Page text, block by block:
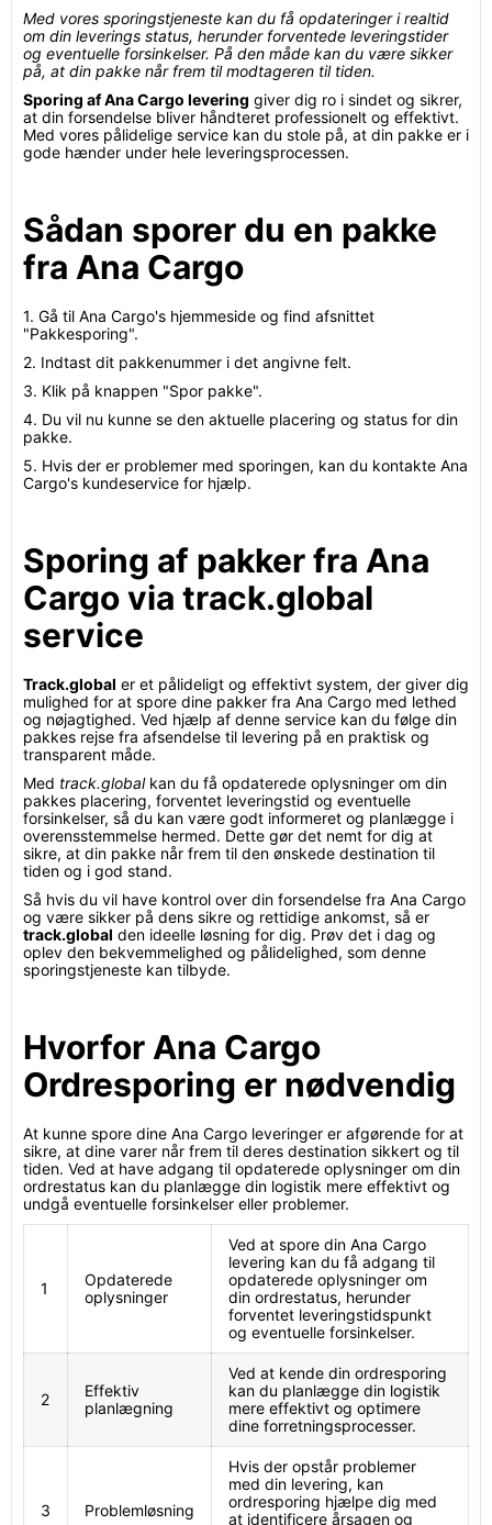
Med vores sporingstjeneste kan du få opdateringer i realtid
om din leverings status, herunder forventede leveringstider
og eventuelle forsinkelser. På den måde kan du være sikker
på, at din pakke når frem til modtageren til tiden.
Sporing af Ana Cargo levering giver dig ro i sindet og sikrer,
at din forsendelse bliver håndteret professionelt og effektivt.
Med vores pålidelige service kan du stole på, at din pakke er i
gode hænder under hele leveringsprocessen.
Sådan sporer du en pakke
fra Ana Cargo
1. Gå til Ana Cargo's hjemmeside og find afsnittet
"Pakkesporing".
2. Indtast dit pakkenummer i det angivne felt.
3. Klik på knappen "Spor pakke".
4. Du vil nu kunne se den aktuelle placering og status for din
pakke.
5. Hvis der er problemer med sporingen, kan du kontakte Ana
Cargo's kundeservice for hjælp.
Sporing af pakker fra Ana
Cargo via track.global
service
Track.global er et pålideligt og effektivt system, der giver dig
mulighed for at spore dine pakker fra Ana Cargo med lethed
og nøjagtighed. Ved hjælp af denne service kan du følge din
pakkes rejse fra afsendelse til levering på en praktisk og
transparent måde.
Med track.globalkan du få opdaterede oplysninger om din
pakkes placering, forventet leveringstid og eventuelle
forsinkelser, så du kan være godt informeret og planlægge i
overensstemmelse hermed. Dette gør det nemt for dig at
sikre, at din pakke når frem til den ønskede destination til
tiden og i god stand.
Så hvis du vil have kontrol over din forsendelse fra Ana Cargo
og være sikker på dens sikre og rettidige ankomst, så er
track.global den ideelle løsning for dig. Prøv det i dag og
oplev den bekvemmelighed og pålidelighed, som denne
sporingstjeneste kan tilbyde.
Hvorfor Ana Cargo
Ordresporing er nødvendig
At kunne spore dine Ana Cargo leveringer er afgørende for at
sikre, at dine varer når frem til deres destination sikkert og til
tiden. Ved at have adgang til opdaterede oplysninger om din
ordrestatus kan du planlægge din logistik mere effektivt og
undgå eventuelle forsinkelser eller problemer.
1
Opdaterede
oplysninger
Ved at spore din Ana Cargo
levering kan du få adgang til
opdaterede oplysninger om
din ordrestatus, herunder
forventet leveringstidspunkt
og eventuelle forsinkelser.
2
Effektiv
planlægning
Ved at kende din ordresporing
kan du planlægge din logistik
mere effektivt og optimere
dine forretningsprocesser.
3 Problemløsning
Hvis der opstår problemer
med din levering, kan
ordresporing hjælpe dig med
at identificere årsagen og